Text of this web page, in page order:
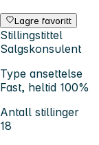
Lagre favoritt
Stillingstittel
Salgskonsulent
Type ansettelse
Fast, heltid 100%
Antall stillinger
18